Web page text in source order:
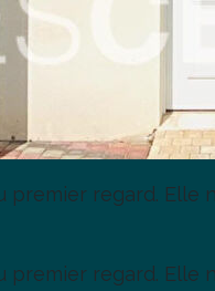
regard.
regard.